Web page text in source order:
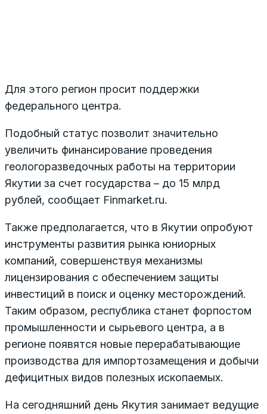
Для этого регион просит поддержки
федерального центра.
Подобный статус позволит значительно
увеличить финансирование проведения
геологоразведочных работы на территории
Якутии за счет государства – до 15 млрд
рублей, сообщает Finmarket.ru.
Также предполагается, что в Якутии опробуют
инструменты развития рынка юниорных
компаний, совершенствуя механизмы
лицензирования с обеспечением защиты
инвестиций в поиск и оценку месторождений.
Таким образом, республика станет форпостом
промышленности и сырьевого центра, а в
регионе появятся новые перерабатывающие
производства для импортозамещения и добычи
дефицитных видов полезных ископаемых.
На сегодняшний день Якутия занимает ведущие